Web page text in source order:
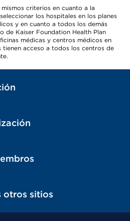
criterios en cuanto a la
los hospitales en los planes
y en cuanto a todos los demás
de Kaiser Foundation Health Plan
médicas y centros médicos en
acceso a todos los centros de
otros sitios